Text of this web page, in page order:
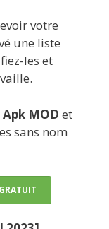
votre
une liste
les et
MOD et
sans nom